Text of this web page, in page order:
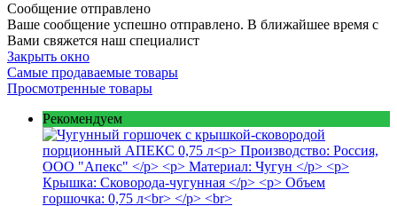
Сообщение отправлено
Ваше сообщение успешно отправлено. В ближайшее время с
Вами свяжется наш специалист
Закрыть окно
Самые продаваемые товары
Просмотренные товары
Рекомендуем